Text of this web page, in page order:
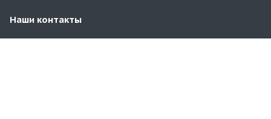
Наши контакты
8 (916) 810-01-22